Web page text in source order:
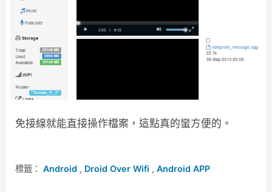
免接線就能直接操作檔案，這點真的蠻方便的。
標籤： Android , Droid Over Wifi , Android APP